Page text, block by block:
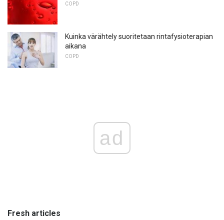
COPD
Kuinka värähtely suoritetaan rintafysioterapian
aikana
COPD
ad
Fresh articles